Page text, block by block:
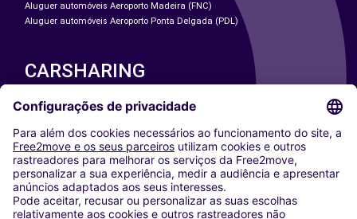
Aluguer automóveis Aeroporto Madeira (FNC)
Aluguer automóveis Aeroporto Ponta Delgada (PDL)
CARSHARING
NOSSAS CIDADES
Washington DC
Milan
Rome
Turin
Vienna
Berlin